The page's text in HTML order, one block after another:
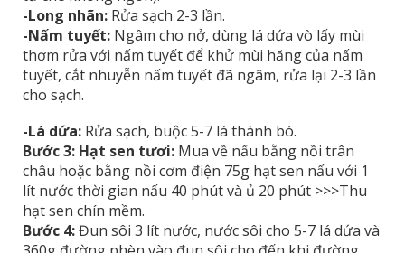
-Long nhãn: Rửa sạch 2-3 lần.
-Nấm tuyết: Ngâm cho nở, dùng lá dứa vò lấy mùi
thơm rửa với nấm tuyết để khử mùi hăng của nấm
tuyết, cắt nhuyễn nấm tuyết đã ngâm, rửa lại 2-3 lần
cho sạch.
-Lá dứa: Rửa sạch, buộc 5-7 lá thành bó.
Bước 3: Hạt sen tươi: Mua về nấu bằng nồi trân
châu hoặc bằng nồi cơm điện 75g hạt sen nấu với 1
lít nước thời gian nấu 40 phút và ủ 20 phút >>>Thu
hạt sen chín mềm.
Bước 4:Đun sôi 3 lít nước, nước sôi cho 5-7 lá dứa và